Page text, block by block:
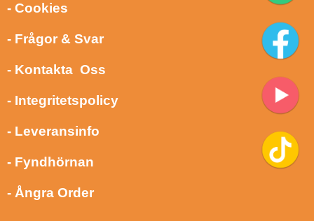
- Cookies
- Frågor & Svar
- Kontakta Oss
- Integritetspolicy
- Leveransinfo
- Fyndhörnan
- Ångra Order